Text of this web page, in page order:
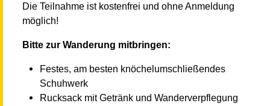
Die Teilnahme ist kostenfrei und ohne Anmeldung
möglich!
Bitte zur Wanderung mitbringen:
Festes, am besten knöchelumschließendes
Schuhwerk
Rucksack mit Getränk und Wanderverpflegung